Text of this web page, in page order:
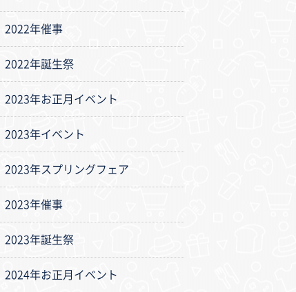
2022年催事
2022年誕生祭
2023年お正月イベント
2023年イベント
2023年スプリングフェア
2023年催事
2023年誕生祭
2024年お正月イベント